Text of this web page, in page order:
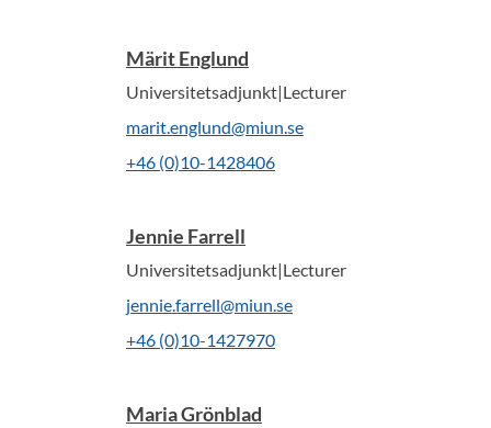
Märit Englund
Universitetsadjunkt|Lecturer
marit.englund@miun.se
+46 (0)10-1428406
Jennie Farrell
Universitetsadjunkt|Lecturer
jennie.farrell@miun.se
+46 (0)10-1427970
Maria Grönblad